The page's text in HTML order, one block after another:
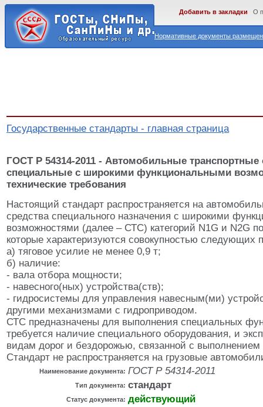
Нормативные документы
Добавить в закладки О
Государственные стандарты - главная страница
ГОСТ Р 54314-2011 - Автомобильные транспортные
специальные с широкими функциональными
технические требования
Настоящий стандарт распространяется на
средства специального назначения с широкими
возможностями (далее – СТС) категорий N1G и N2G
которые характеризуются совокупностью следующих
а) тяговое усилие не менее 0,9 т;
б) наличие:
- вала отбора мощности;
- навесного(ных) устройства(ств);
- гидросистемы для управления навесным(ми)
другими механизмами с гидроприводом.
СТС предназначены для выполнения специальных
требуется наличие специального оборудования, и
видам дорог и бездорожью, связанной с
Стандарт не распространяется на грузовые
Наименование документа: ГОСТ Р 54314-2011
Тип документа: стандарт
Статус документа: действующий